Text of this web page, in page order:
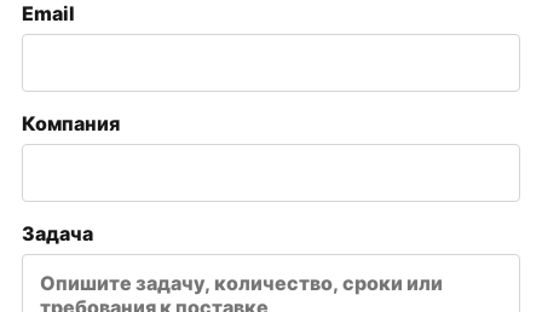
Email
Компания
Задача